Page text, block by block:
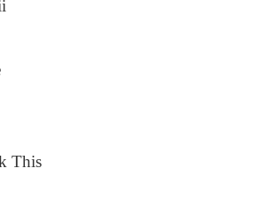
This